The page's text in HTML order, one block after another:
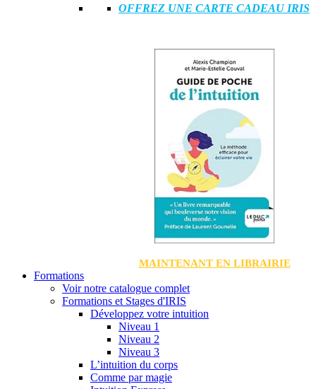
OFFREZ UNE CARTE CADEAU IRIS
MAINTENANT EN LIBRAIRIE
Formations
Voir notre catalogue complet
Formations et Stages d'IRIS
Développez votre intuition
Niveau 1
Niveau 2
Niveau 3
L’intuition du corps
Comme par magie